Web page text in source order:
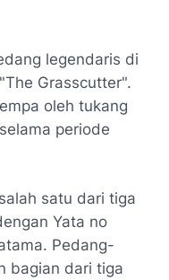
legendaris di
Grasscutter".
oleh tukang
periode
satu dari tiga
Yata no
Pedang-
bagian dari tiga